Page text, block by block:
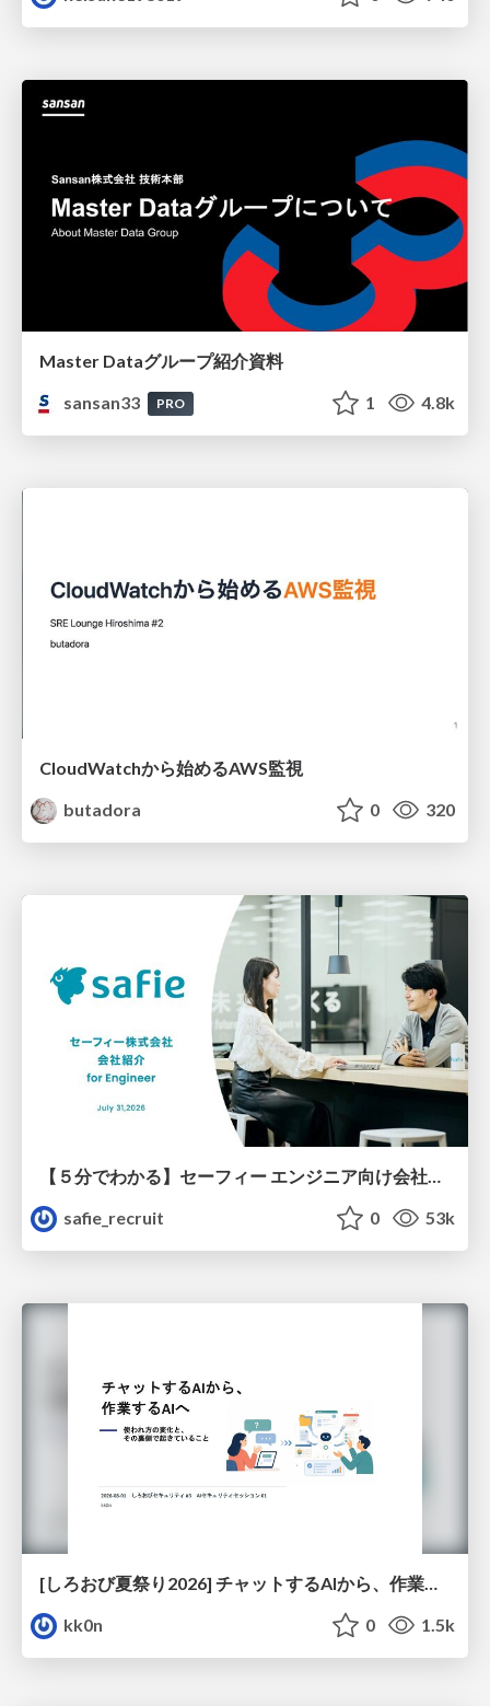
Master Dataグループ紹介資料
sansan33
PRO 1 4.8k
CloudWatchから始めるAWS監視
butadora
0 320
safie_recruit
0 53k
[しろおび夏祭り2026] チャットするAIから、作業するAIへ - 使われ方の変化と、その裏側で起きていること
kk0n
0 1.5k